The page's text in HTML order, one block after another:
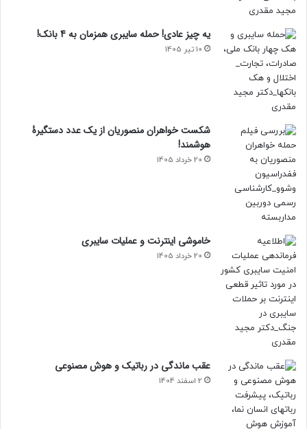
یه چیز عادی! حمله سایبری همزمان به 4 بانک!
10 تیر 1405
شکست خواهران منصوریان از یک عدد دستگیرۀ
هوشمند!
20 خرداد 1405
خاموشی اینترنت و عملیات سایبری
20 خرداد 1405
عقب ماندگی در رباتیک و هوش مصنوعی
2 اسفند 1404